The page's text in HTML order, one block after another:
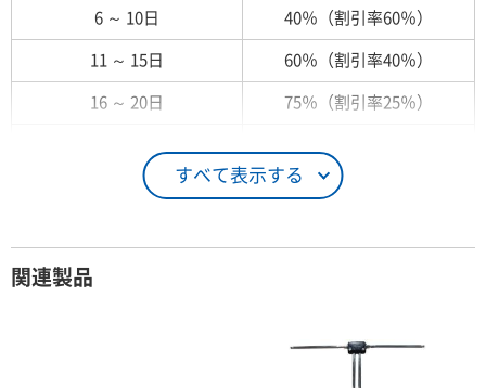
すべて表示する
6 ～ 10日 40％（割引率60％）
11 ～ 15日 60％（割引率40％）
16 ～ 20日 75％（割引率25％）
26日 ～ 1ヶ月 100％（割引率 0％）
100％（割引率 0％）
関連製品